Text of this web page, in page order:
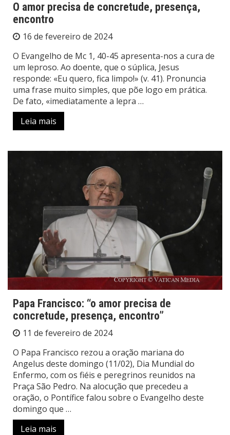
O amor precisa de concretude, presença,
encontro
16 de fevereiro de 2024
O Evangelho de Mc 1, 40-45 apresenta-nos a cura de
um leproso. Ao doente, que o súplica, Jesus
responde: «Eu quero, fica limpo!» (v. 41). Pronuncia
uma frase muito simples, que põe logo em prática.
De fato, «imediatamente a lepra …
Leia mais
Papa Francisco: “o amor precisa de
concretude, presença, encontro”
11 de fevereiro de 2024
O Papa Francisco rezou a oração mariana do
Angelus deste domingo (11/02), Dia Mundial do
Enfermo, com os fiéis e peregrinos reunidos na
Praça São Pedro. Na alocução que precedeu a
oração, o Pontífice falou sobre o Evangelho deste
domingo que …
Leia mais